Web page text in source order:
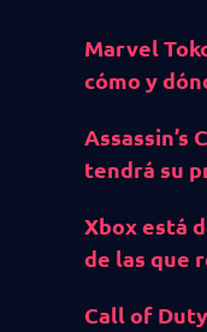
Marvel
cómo y
Assassin’s
tendrá su
Xbox está
de las que
Call of